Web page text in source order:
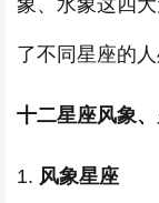
象、水象这四
了不同星座的
十二星座风象
1. 风象星座